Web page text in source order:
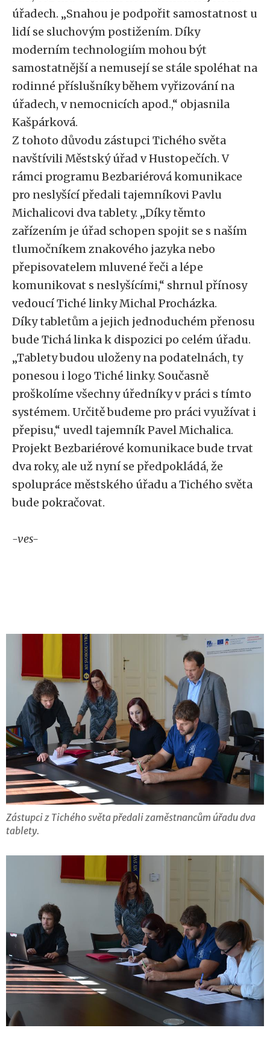
úřadech. „Snahou je podpořit samostatnost u
lidí se sluchovým postižením. Díky
moderním technologiím mohou být
samostatnější a nemusejí se stále spoléhat na
rodinné příslušníky během vyřizování na
úřadech, v nemocnicích apod.,“ objasnila
Kašpárková.
Z tohoto důvodu zástupci Tichého světa
navštívili Městský úřad v Hustopečích. V
rámci programu Bezbariérová komunikace
pro neslyšící předali tajemníkovi Pavlu
Michalicovi dva tablety. „Díky těmto
zařízením je úřad schopen spojit se s naším
tlumočníkem znakového jazyka nebo
přepisovatelem mluvené řeči a lépe
komunikovat s neslyšícími,“ shrnul přínosy
vedoucí Tiché linky Michal Procházka.
Díky tabletům a jejich jednoduchém přenosu
bude Tichá linka k dispozici po celém úřadu.
„Tablety budou uloženy na podatelnách, ty
ponesou i logo Tiché linky. Současně
proškolíme všechny úředníky v práci s tímto
systémem. Určitě budeme pro práci využívat i
přepisu,“ uvedl tajemník Pavel Michalica.
Projekt Bezbariérové komunikace bude trvat
dva roky, ale už nyní se předpokládá, že
spolupráce městského úřadu a Tichého světa
bude pokračovat.
-ves-
Zástupci z Tichého světa předali zaměstnancům úřadu dva
tablety.